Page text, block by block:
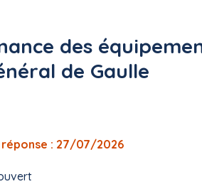
des
de Gaulle
: 27/07/2026